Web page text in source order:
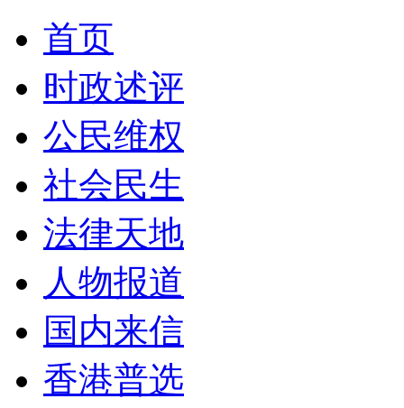
首页
时政述评
公民维权
社会民生
法律天地
人物报道
国内来信
香港普选